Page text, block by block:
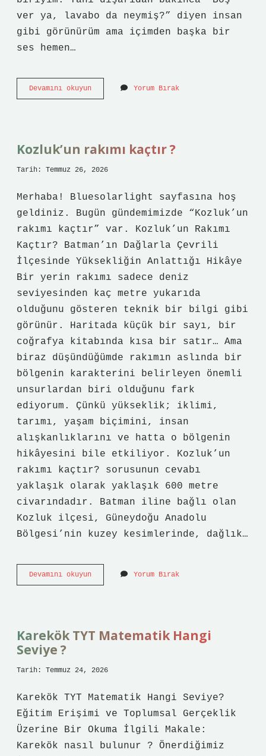
ver ya, lavabo da neymiş?” diyen insan
gibi görünürüm ama içimden başka bir
ses hemen…
Devamını okuyunTamamen
tıkanan
Yorum Bırak
Kozluk’un rakımı kaçtır ?
Tarih: Temmuz 26, 2026
Merhaba! Bluesolarlight sayfasına hoş
geldiniz. Bugün gündemimizde “Kozluk’un
rakımı kaçtır” var. Kozluk’un Rakımı
Kaçtır? Batman’ın Dağlarla Çevrili
İlçesinde Yüksekliğin Anlattığı Hikâye
Bir yerin rakımı sadece deniz
seviyesinden kaç metre yukarıda
olduğunu gösteren teknik bir bilgi gibi
görünür. Haritada küçük bir sayı, bir
coğrafya kitabında kısa bir satır… Ama
biraz düşündüğümde rakımın aslında bir
bölgenin karakterini belirleyen önemli
unsurlardan biri olduğunu fark
ediyorum. Çünkü yükseklik; iklimi,
tarımı, yaşam biçimini, insan
alışkanlıklarını ve hatta o bölgenin
hikâyesini bile etkiliyor. Kozluk’un
rakımı kaçtır? sorusunun cevabı
yaklaşık olarak yaklaşık 600 metre
civarındadır. Batman iline bağlı olan
Kozluk ilçesi, Güneydoğu Anadolu
Bölgesi’nin kuzey kesimlerinde, dağlık…
Devamını okuyunKozluk’un
rakımı
Yorum Bırak
Karekök TYT Matematik Hangi
Seviye ?
Tarih: Temmuz 24, 2026
Karekök TYT Matematik Hangi Seviye?
Eğitim Erişimi ve Toplumsal Gerçeklik
Üzerine Bir Okuma İlgili Makale:
Karekök nasıl bulunur ? Önerdiğimiz